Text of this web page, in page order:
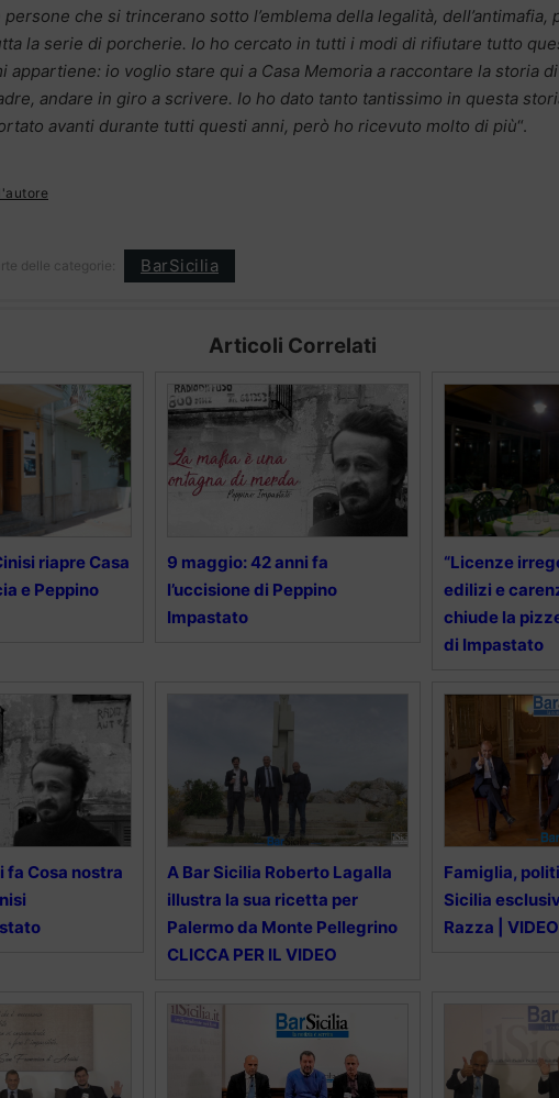
che si trincerano sotto l’emblema della legalità, dell’antimafia,
la serie di porcherie. Io ho cercato in tutti i modi di rifiutare tutto
appartiene: io voglio stare qui a Casa Memoria a raccontare la storia
andare in giro a scrivere. Io ho dato tanto tantissimo in questa
avanti durante tutti questi anni, però ho ricevuto molto di più“.
delle categorie: BarSicilia
Articoli Correlati
riapre Casa
e Peppino
9 maggio: 42 anni fa
l’uccisione di Peppino
Impastato
“Licenze
edilizi e
chiude la
di Impastato
fa Cosa nostra
A Bar Sicilia Roberto Lagalla
illustra la sua ricetta per
Palermo da Monte Pellegrino
CLICCA PER IL VIDEO
Famiglia,
Sicilia
Razza | VIDEO